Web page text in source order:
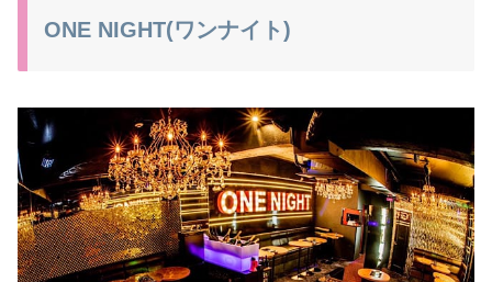
ONE NIGHT(ワンナイト)